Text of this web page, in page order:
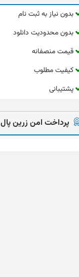
بدون نیاز به ثبت نام
بدون محدودیت دانلود
قیمت منصفانه
کیفیت مطلوب
پشتیبانی
پرداخت امن زرین پال